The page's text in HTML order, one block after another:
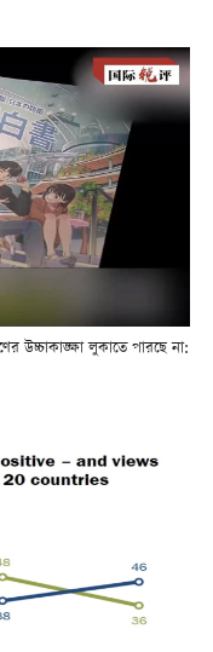
উচ্চাকাঙ্ক্ষা লুকাতে পারছে না: